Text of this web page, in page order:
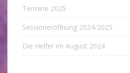
Termine 2025
Sessioneröffnung 2024/2025
Die Helfer im August 2024